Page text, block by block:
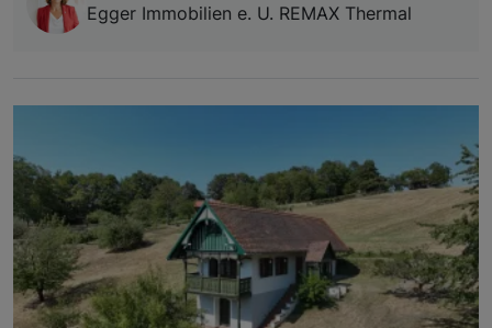
Egger Immobilien e. U. REMAX Thermal